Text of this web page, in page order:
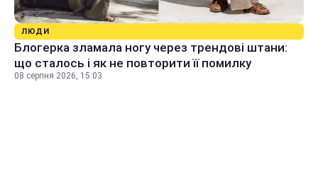
ЛЮДИ
Блогерка зламала ногу через трендові штани:
що сталось і як не повторити її помилку
08 серпня 2026, 15:03